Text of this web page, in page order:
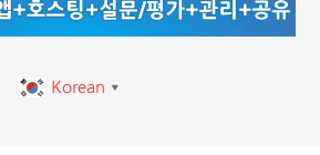
Korean ▼